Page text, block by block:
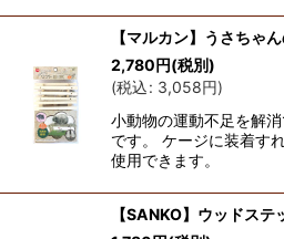
【マルカン】うさちゃ
2,780円(税別)
(税込: 3,058円)
小動物の運動不足を解
です。 ケージに装着す
使用できます。
【SANKO】ウッドステ